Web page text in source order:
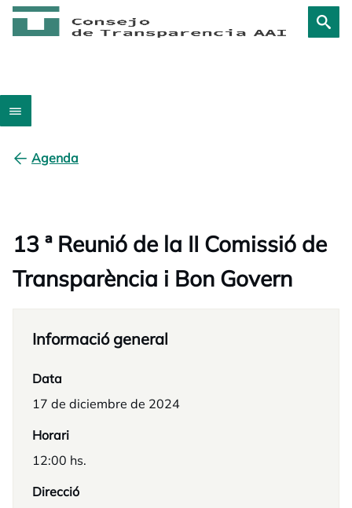
Agenda
13 ª Reunió de la II Comissió de
Transparència i Bon Govern
Informació general
Data
17 de diciembre de 2024
Horari
12:00 hs.
Direcció